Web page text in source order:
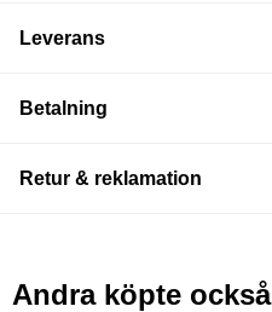
Leverans
Betalning
Retur & reklamation
Andra köpte också